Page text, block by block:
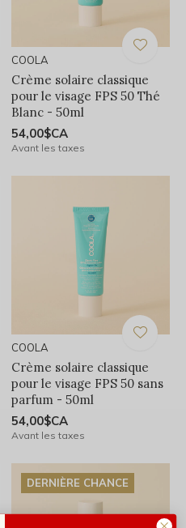
COOLA
Crème solaire classique
pour le visage FPS 50 Thé
Blanc - 50ml
54,00$CA
Avant les taxes
COOLA
Crème solaire classique
pour le visage FPS 50 sans
parfum - 50ml
54,00$CA
Avant les taxes
DERNIÈRE CHANCE